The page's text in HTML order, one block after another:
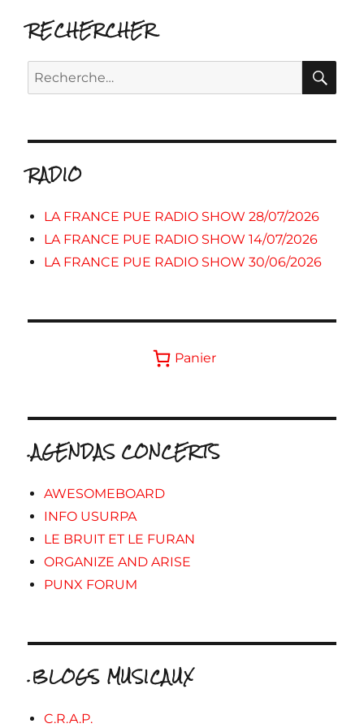
RECHERCHER
Recherche
pour :
RADIO
LA FRANCE PUE RADIO SHOW 28/07/2026
LA FRANCE PUE RADIO SHOW 14/07/2026
LA FRANCE PUE RADIO SHOW 30/06/2026
Panier
.AGENDAS CONCERTS
AWESOMEBOARD
INFO USURPA
LE BRUIT ET LE FURAN
ORGANIZE AND ARISE
PUNX FORUM
.BLOGS MUSICAUX
C.R.A.P.